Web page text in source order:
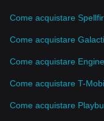
Come acquistare
Come acquistare
Come acquistare
Come acquistare T-
Come acquistare